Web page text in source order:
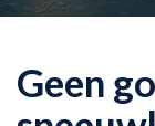
Geen